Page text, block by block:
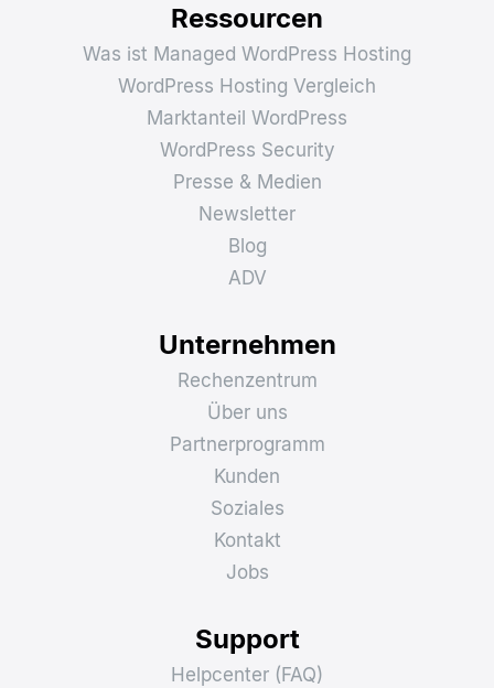
Ressourcen
Was ist Managed WordPress Hosting
WordPress Hosting Vergleich
Marktanteil WordPress
WordPress Security
Presse & Medien
Newsletter
Blog
ADV
Unternehmen
Rechenzentrum
Über uns
Partnerprogramm
Kunden
Soziales
Kontakt
Jobs
Support
Helpcenter (FAQ)